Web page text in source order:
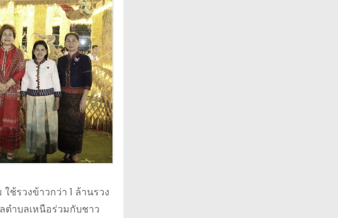
รวงข้าวกว่า 1 ล้านรวง
ตำบลเหนือร่วมกับชาว